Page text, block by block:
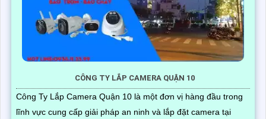
CÔNG TY LẮP CAMERA QUẬN 10
Công Ty Lắp Camera Quận 10 là một đơn vị hàng đầu trong
lĩnh vực cung cấp giải pháp an ninh và lắp đặt camera tại